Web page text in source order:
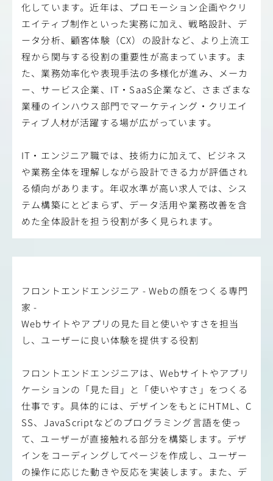
化しています。近年は、プロモーション企画やクリ
エイティブ制作といった実務に加え、戦略設計、デ
ータ分析、顧客体験（CX）の設計など、より上流工
程から関与する役割の重要性が高まっています。ま
た、業務効率化や表現手法の多様化が進み、メーカ
ー、サービス企業、IT・SaaS企業など、さまざまな
業種のインハウス部門でマーケティング・クリエイ
ティブ人材が活躍する場が広がっています。
IT・エンジニア職では、技術力に加えて、ビジネス
や業務全体を理解しながら設計できる力が評価され
る傾向があります。年収水準が高い求人では、シス
テム構築にとどまらず、データ活用や業務改善を含
めた全体設計を担う役割が多く見られます。
フロントエンドエンジニア - Webの顔をつくる専門
家 -
Webサイトやアプリの見た目と使いやすさを担当
し、ユーザーに良い体験を提供する役割
フロントエンドエンジニアは、Webサイトやアプリ
ケーションの「見た目」と「使いやすさ」をつくる
仕事です。具体的には、デザインをもとにHTML、C
SS、JavaScriptなどのプログラミング言語を使っ
て、ユーザーが直接触れる部分を構築します。デザ
インをコーディングしてページを作成し、ユーザー
の操作に応じた動きや反応を実装します。また、デ